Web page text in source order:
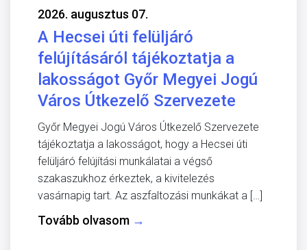
2026. augusztus 07.
A Hecsei úti felüljáró
felújításáról tájékoztatja a
lakosságot Győr Megyei Jogú
Város Útkezelő Szervezete
Győr Megyei Jogú Város Útkezelő Szervezete
tájékoztatja a lakosságot, hogy a Hecsei úti
felüljáró felújítási munkálatai a végső
szakaszukhoz érkeztek, a kivitelezés
vasárnapig tart. Az aszfaltozási munkákat a […]
Tovább olvasom →